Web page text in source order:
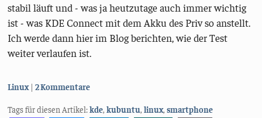
stabil läuft und - was ja heutzutage auch immer wichtig
ist - was KDE Connect mit dem Akku des Priv so anstellt.
Ich werde dann hier im Blog berichten, wie der Test
weiter verlaufen ist.
Kategorien:
Linux 2 Kommentare
Tags für diesen Artikel:kde,kubuntu,linux,smartphone